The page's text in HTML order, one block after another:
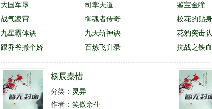
大国军垦
司掌天道
战气凌霄
御魂者传奇
九星霸体诀
九天斩神诀
跟乔爷撒个娇
百炼飞升录
鉴宝金瞳
校花的贴
花豹突击队
抗战之铁
杨辰秦惜
分类： 灵异
作者： 笑傲余生